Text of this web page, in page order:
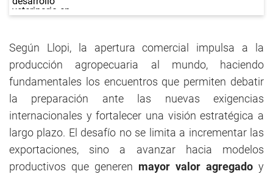
Según Llopi, la apertura comercial impulsa a la
producción agropecuaria al mundo, haciendo
fundamentales los encuentros que permiten debatir
la preparación ante las nuevas exigencias
internacionales y fortalecer una visión estratégica a
largo plazo. El desafío no se limita a incrementar las
exportaciones, sino a avanzar hacia modelos
productivos que generen mayor valor agregado y